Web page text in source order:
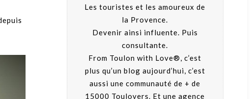
Les touristes et les amoureux de
la Provence.
Devenir ainsi influente. Puis
consultante.
From Toulon with Love®, c’est
plus qu’un blog aujourd’hui, c’est
aussi une communauté de + de
15000 Toulovers. Et une agence